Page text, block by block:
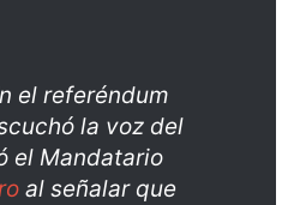
el referéndum
la voz del
el Mandatario
al señalar que